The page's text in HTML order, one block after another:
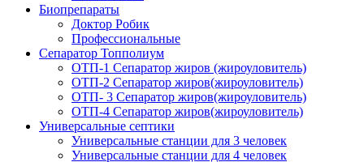
Биопрепараты
Доктор Робик
Профессиональные
Сепаратор Топполиум
ОТП-1 Сепаратор жиров (жироуловитель)
ОТП-2 Сепаратор жиров(жироуловитель)
ОТП- 3 Сепаратор жиров(жироуловитель)
ОТП-4 Сепаратор жиров(жироуловитель)
Универсальные септики
Универсальные станции для 3 человек
Универсальные станции для 4 человек